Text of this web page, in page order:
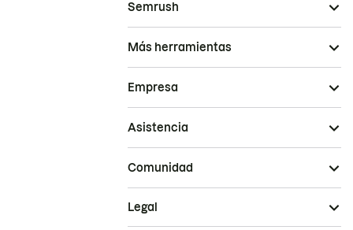
Semrush
Más herramientas
Empresa
Asistencia
Comunidad
Legal